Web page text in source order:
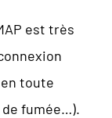
est très
toute
fumée…).